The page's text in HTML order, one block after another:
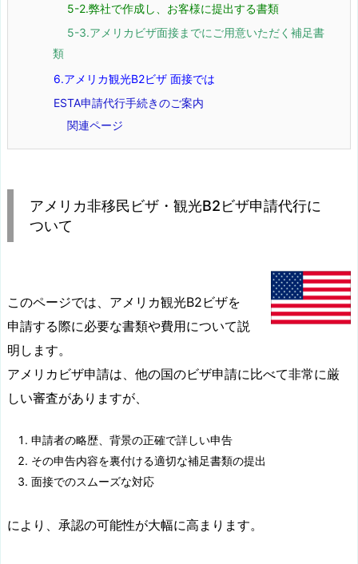
5-2.弊社で作成し、お客様に提出する書類
5-3.アメリカビザ面接までにご用意いただく補足書
類
6.アメリカ観光B2ビザ 面接では
ESTA申請代行手続きのご案内
関連ページ
アメリカ非移民ビザ・観光B2ビザ申請代行に
ついて
このページでは、アメリカ観光B2ビザを
申請する際に必要な書類や費用について説
明します。
アメリカビザ申請は、他の国のビザ申請に比べて非常に厳
しい審査がありますが、
申請者の略歴、背景の正確で詳しい申告
その申告内容を裏付ける適切な補足書類の提出
面接でのスムーズな対応
により、承認の可能性が大幅に高まります。